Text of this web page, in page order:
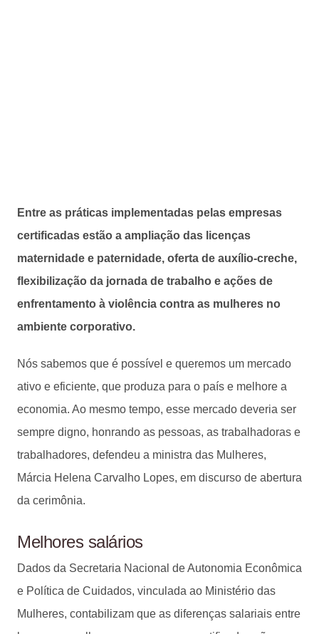
Entre as práticas implementadas pelas empresas
certificadas estão a ampliação das licenças
maternidade e paternidade, oferta de auxílio-creche,
flexibilização da jornada de trabalho e ações de
enfrentamento à violência contra as mulheres no
ambiente corporativo.
Nós sabemos que é possível e queremos um mercado
ativo e eficiente, que produza para o país e melhore a
economia. Ao mesmo tempo, esse mercado deveria ser
sempre digno, honrando as pessoas, as trabalhadoras e
trabalhadores, defendeu a ministra das Mulheres,
Márcia Helena Carvalho Lopes, em discurso de abertura
da cerimônia.
Melhores salários
Dados da Secretaria Nacional de Autonomia Econômica
e Política de Cuidados, vinculada ao Ministério das
Mulheres, contabilizam que as diferenças salariais entre